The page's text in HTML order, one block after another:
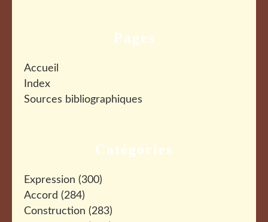
Catégories
Expression (300)
Accord (284)
Construction (283)
Pages
Accueil
Index
Sources bibliographiques